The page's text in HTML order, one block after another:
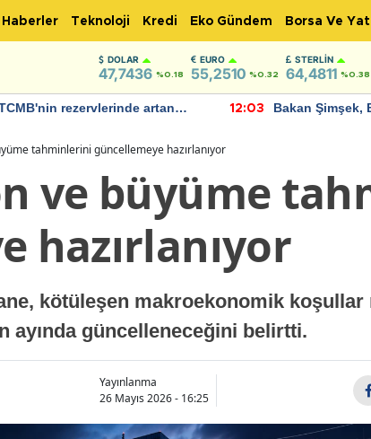
Haberler Teknoloji Kredi Eko Gündem Borsa Ve
DOLAR
47,7436 %0.18
EURO
55,2510 %0.32
STERLIN
64,4811 %0.38
rezervlerinde artan
12:03
Bakan Şimşek,
tahminlerini güncellemeye hazırlanıyor
ve büyüme
hazırlanıyor
kötüleşen makroekonomik koşullar
ayında güncelleneceğini belirtti.
Yayınlanma
26 Mayıs 2026 - 16:25